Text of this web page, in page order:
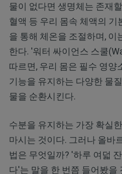
물이 없다면 생명체는 존재
혈액 등 우리 몸속 체액의 기
을 통해 체온을 조절하며, 이
한다. '워터 싸이언스 스쿨
따르면, 우리 몸은 필수 영양
기능을 유지하는 다양한 물
물을 순환시킨다.
수분을 유지하는 가장 확실
마시는 것이다. 그러나 올바
법은 무엇일까? '하루 여덟
다'는 말을 한 번쯤 들어봤을